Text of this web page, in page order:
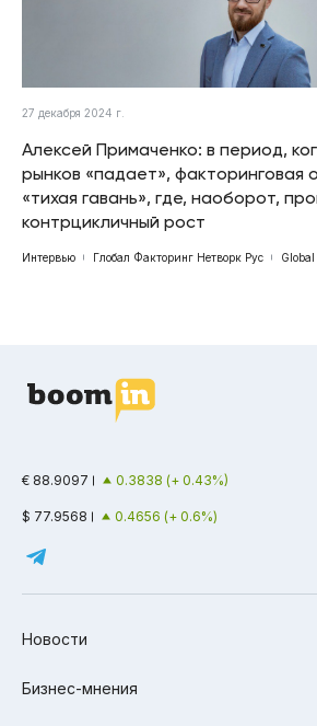
27 декабря 2024 г.
Алексей Примаченко: в период,
рынков «падает», факторинговая
«тихая гавань», где, наоборот,
контрцикличный рост
Интервью Глобал Факторинг Нетворк Рус
€ 88.9097 0.3838 (+ 0.43%)
$ 77.9568 0.4656 (+ 0.6%)
Новости
Бизнес-мнения